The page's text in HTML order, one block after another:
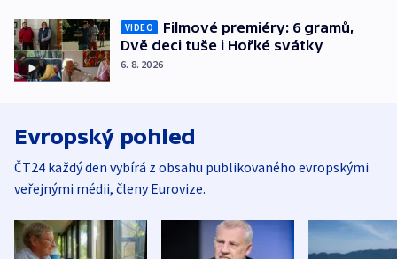
VIDEO
Filmové premiéry: 6 gramů,
Dvě deci tuše i Hořké svátky
6. 8. 2026
Evropský pohled
ČT24 každý den vybírá z obsahu publikovaného evropskými
veřejnými médii, členy Eurovize.